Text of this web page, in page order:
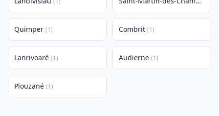
Quimper (1) Combrit (1)
Lanrivoaré (1) Audierne (1)
Plouzané (1)